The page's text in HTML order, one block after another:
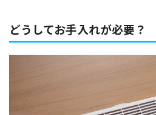
どうしてお手入れが必要？